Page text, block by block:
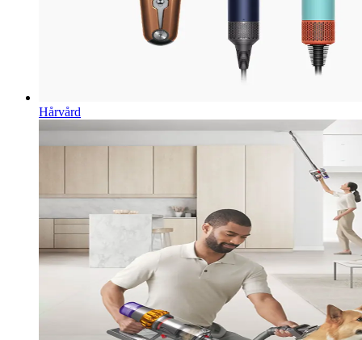
Hårvård